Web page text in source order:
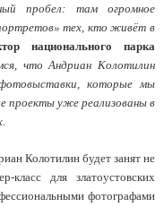
пробел: там огромное
тех, кто живёт в
национального парка
что Андриан Колотилин
которые мы
проекты уже реализованы в
Колотилин будет занят не
класс для златоустовских
фотографами